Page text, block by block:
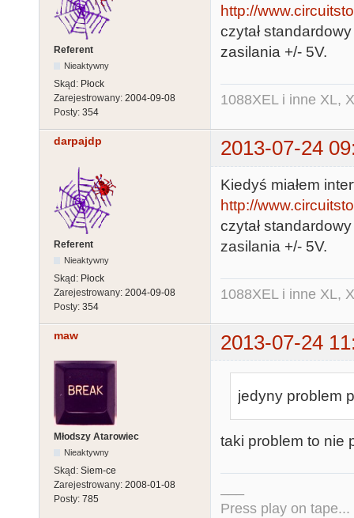
Referent
Nieaktywny
Skąd: Płock
Zarejestrowany: 2004-09-08
Posty: 354
http://
czytał
zasilania +/- 5V.
1088XEL i inne XL,
darpajdp 2013-07-24
Referent
Nieaktywny
Skąd: Płock
Zarejestrowany: 2004-09-08
Posty: 354
Kiedyś miałem
http://
czytał
zasilania +/- 5V.
1088XEL i inne XL,
maw 2013-07-24
Młodszy Atarowiec
Nieaktywny
Skąd: Siem-ce
Zarejestrowany: 2008-01-08
Posty: 785
jedyny problem
taki problem to nie
Press play on tape...